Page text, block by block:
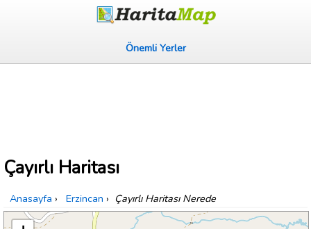
Önemli Yerler
Çayırlı Haritası
Anasayfa › Erzincan › Çayırlı Haritası Nerede